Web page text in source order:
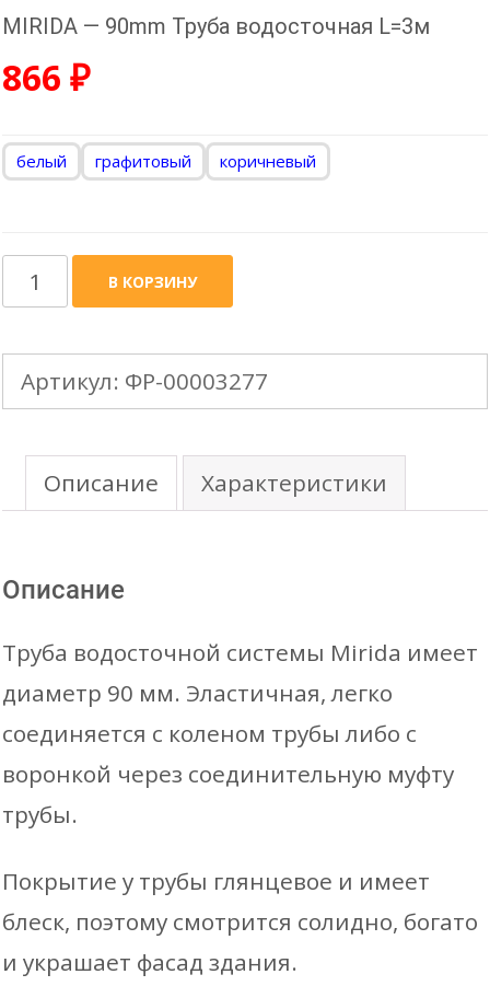
MIRIDA — 90mm Труба водосточная L=3м
866 ₽
белый графитовый коричневый
Количество
товара
MIRIDA
Труба
водосточная
В КОРЗИНУ
Артикул: ФР-00003277
Описание Характеристики
Описание
Труба водосточной системы Mirida имеет
диаметр 90 мм. Эластичная, легко
соединяется с коленом трубы либо с
воронкой через соединительную муфту
трубы.
Покрытие у трубы глянцевое и имеет
блеск, поэтому смотрится солидно, богато
и украшает фасад здания.